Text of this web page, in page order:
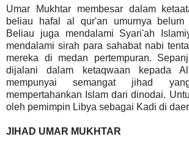
Umar Mukhtar membesar dalam
beliau hafal al qur'an umurnya
Beliau juga mendalami Syari'ah
mendalami sirah para sahabat nabi
mereka di medan pertempuran.
dijalani dalam ketaqwaan kepada
mempunyai semangat jihad
mempertahankan Islam dari dinodai.
oleh pemimpin Libya sebagai Kadi di
JIHAD UMAR MUKHTAR